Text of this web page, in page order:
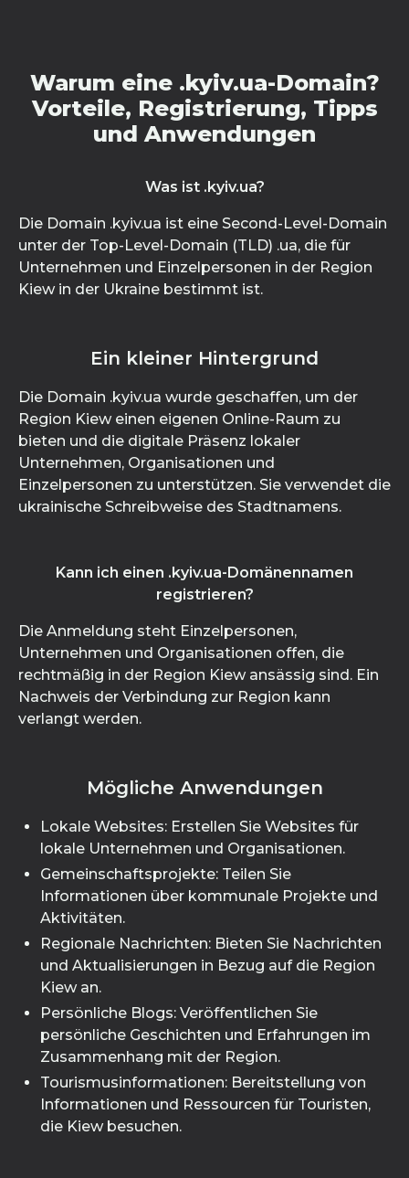
Warum eine .kyiv.ua-Domain?
Vorteile, Registrierung, Tipps
und Anwendungen
Was ist .kyiv.ua?
Die Domain .kyiv.ua ist eine Second-Level-Domain
unter der Top-Level-Domain (TLD) .ua, die für
Unternehmen und Einzelpersonen in der Region
Kiew in der Ukraine bestimmt ist.
Ein kleiner Hintergrund
Die Domain .kyiv.ua wurde geschaffen, um der
Region Kiew einen eigenen Online-Raum zu
bieten und die digitale Präsenz lokaler
Unternehmen, Organisationen und
Einzelpersonen zu unterstützen. Sie verwendet die
ukrainische Schreibweise des Stadtnamens.
Kann ich einen .kyiv.ua-Domänennamen
registrieren?
Die Anmeldung steht Einzelpersonen,
Unternehmen und Organisationen offen, die
rechtmäßig in der Region Kiew ansässig sind. Ein
Nachweis der Verbindung zur Region kann
verlangt werden.
Mögliche Anwendungen
Lokale Websites: Erstellen Sie Websites für
lokale Unternehmen und Organisationen.
Gemeinschaftsprojekte: Teilen Sie
Informationen über kommunale Projekte und
Aktivitäten.
Regionale Nachrichten: Bieten Sie Nachrichten
und Aktualisierungen in Bezug auf die Region
Kiew an.
Persönliche Blogs: Veröffentlichen Sie
persönliche Geschichten und Erfahrungen im
Zusammenhang mit der Region.
Tourismusinformationen: Bereitstellung von
Informationen und Ressourcen für Touristen,
die Kiew besuchen.